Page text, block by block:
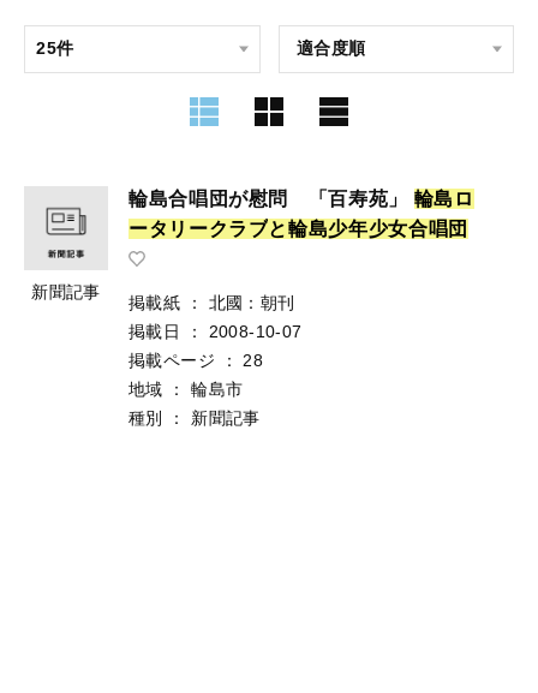
新聞記事
輪島合唱団が慰問 「百寿苑」 輪島 ロ
ータ リ ークラ ブと輪島少年少女合唱団
掲載紙 ：
北國：朝刊
掲載日
：
2008-10-07
掲載ページ
：
28
地域
：
輪島市
種別
： 新聞記事